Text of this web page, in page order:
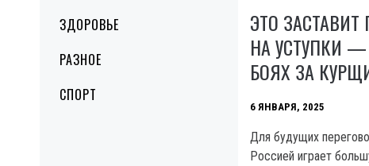
ЗДОРОВЬЕ
РАЗНОЕ
СПОРТ
ЭТО
НА УСТУПКИ
БОЯХ ЗА
6 ЯНВАРЯ, 2025
Для будущих
Россией играет